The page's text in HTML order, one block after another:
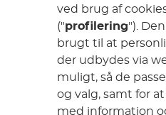
ved brug af
("profilering").
brugt til at
der udbydes via
muligt, så de
og valg, samt for
med information